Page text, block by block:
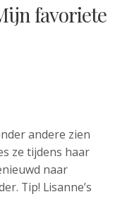
favoriete
andere zien
ze tijdens haar
naar
Tip! Lisanne’s